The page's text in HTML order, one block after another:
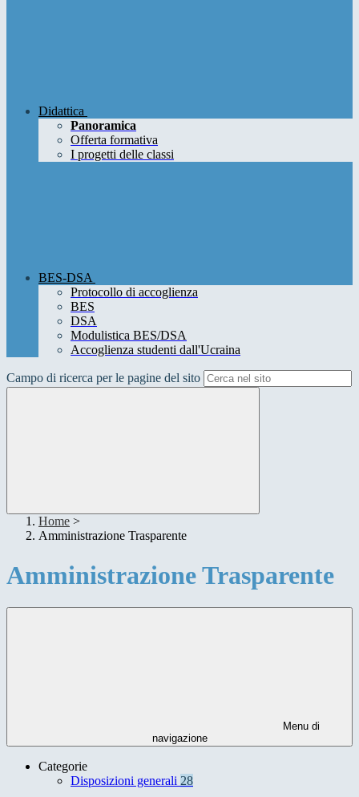
Didattica
Panoramica
Offerta formativa
I progetti delle classi
BES-DSA
Protocollo di accoglienza
BES
DSA
Modulistica BES/DSA
Accoglienza studenti dall'Ucraina
Campo di ricerca per le pagine del sito
Home >
Amministrazione Trasparente
Amministrazione Trasparente
Menu di
navigazione
Categorie
Disposizioni generali 28